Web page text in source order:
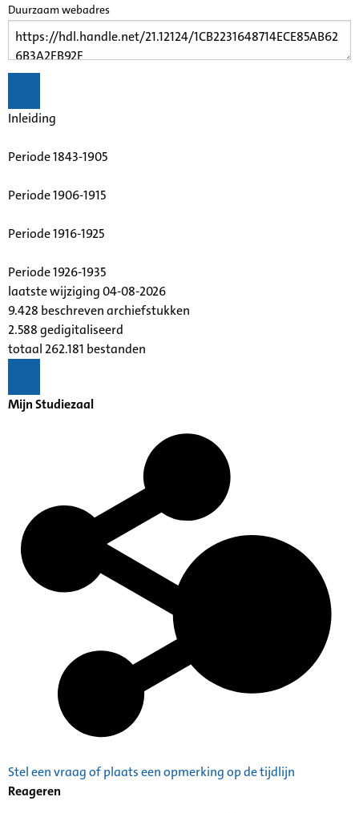
Duurzaam webadres
Inleiding
Periode 1843-1905
Periode 1906-1915
Periode 1916-1925
Periode 1926-1935
laatste wijziging 04-08-2026
9.428 beschreven archiefstukken
2.588 gedigitaliseerd
totaal 262.181 bestanden
Mijn Studiezaal
Stel een vraag of plaats een opmerking op de tijdlijn
Reageren